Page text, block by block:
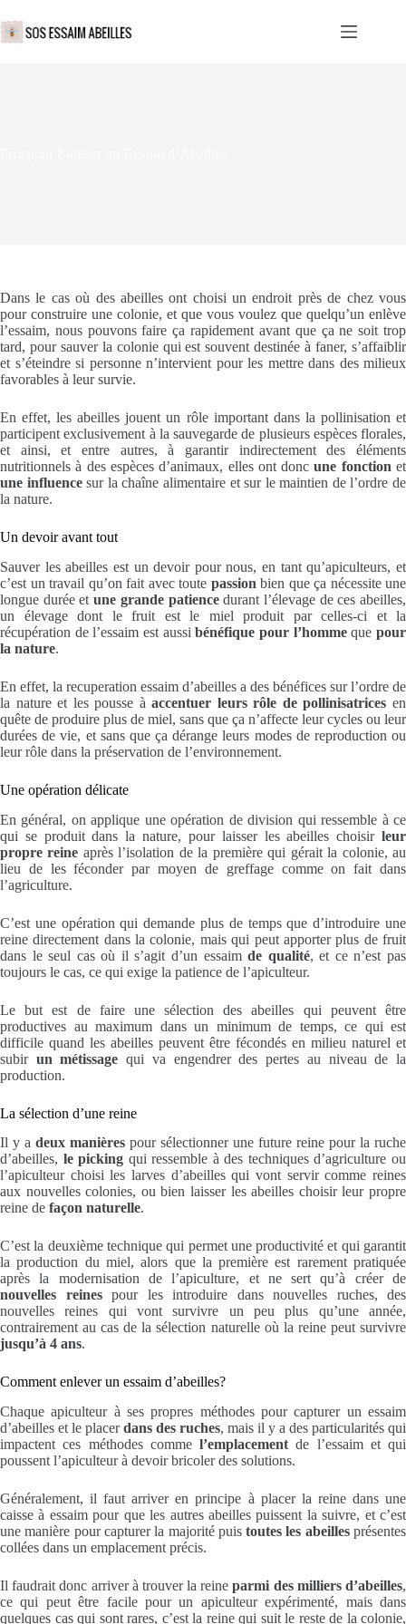
au
contenu
Dans le cas où des abeilles ont choisi un endroit près de chez vous
pour construire une colonie, et que vous voulez que quelqu’un enlève
l’essaim, nous pouvons faire ça rapidement avant que ça ne soit trop
tard, pour sauver la colonie qui est souvent destinée à faner, s’affaiblir
et s’éteindre si personne n’intervient pour les mettre dans des milieux
favorables à leur survie.
En effet, les abeilles jouent un rôle important dans la pollinisation et
participent exclusivement à la sauvegarde de plusieurs espèces florales,
et ainsi, et entre autres, à garantir indirectement des éléments
nutritionnels à des espèces d’animaux, elles ont doncune fonction et
une influencesur la chaîne alimentaire et sur le maintien de l’ordre de
la nature.
Un devoir avant tout
Sauver les abeilles est un devoir pour nous, en tant qu’apiculteurs, et
c’est un travail qu’on fait avec toute passion bien que ça nécessite une
longue durée etune grande patiencedurant l’élevage de ces abeilles,
un élevage dont le fruit est le miel produit par celles-ci et la
récupération de l’essaim est aussibénéfique pour l’hommeque pour
la nature.
En effet, la recuperation essaim d’abeilles a des bénéfices sur l’ordre de
la nature et les pousse àaccentuer leurs rôle de pollinisatrices en
quête de produire plus de miel, sans que ça n’affecte leur cycles ou leur
durées de vie, et sans que ça dérange leurs modes de reproduction ou
leur rôle dans la préservation de l’environnement.
Une opération délicate
En général, on applique une opération de division qui ressemble à ce
qui se produit dans la nature, pour laisser les abeilles choisirleur
propre reine après l’isolation de la première qui gérait la colonie, au
lieu de les féconder par moyen de greffage comme on fait dans
l’agriculture.
C’est une opération qui demande plus de temps que d’introduire une
reine directement dans la colonie, mais qui peut apporter plus de fruit
dans le seul cas où il s’agit d’un essaimde qualité, et ce n’est pas
toujours le cas, ce qui exige la patience de l’apiculteur.
Le but est de faire une sélection des abeilles qui peuvent être
productives au maximum dans un minimum de temps, ce qui est
difficile quand les abeilles peuvent être fécondés en milieu naturel et
subir un métissagequi va engendrer des pertes au niveau de la
production.
La sélection d’une reine
Il y a deux manières pour sélectionner une future reine pour la ruche
d’abeilles, le picking qui ressemble à des techniques d’agriculture ou
l’apiculteur choisi les larves d’abeilles qui vont servir comme reines
aux nouvelles colonies, ou bien laisser les abeilles choisir leur propre
reine de façon naturelle.
C’est la deuxième technique qui permet une productivité et qui garantit
la production du miel, alors que la première est rarement pratiquée
après la modernisation de l’apiculture, et ne sert qu’à créer de
nouvelles reines pour les introduire dans nouvelles ruches, des
nouvelles reines qui vont survivre un peu plus qu’une année,
contrairement au cas de la sélection naturelle où la reine peut survivre
jusqu’à 4 ans.
Comment enlever un essaim d’abeilles?
Chaque apiculteur à ses propres méthodes pour capturer un essaim
d’abeilles et le placerdans des ruches, mais il y a des particularités qui
impactent ces méthodes comme l’emplacementde l’essaim et qui
poussent l’apiculteur à devoir bricoler des solutions.
Généralement, il faut arriver en principe à placer la reine dans une
caisse à essaim pour que les autres abeilles puissent la suivre, et c’est
une manière pour capturer la majorité puistoutes les abeillesprésentes
collées dans un emplacement précis.
Il faudrait donc arriver à trouver la reineparmi des milliers d’abeilles,
ce qui peut être facile pour un apiculteur expérimenté, mais dans
quelques cas qui sont rares, c’est la reine qui suit le reste de la colonie,